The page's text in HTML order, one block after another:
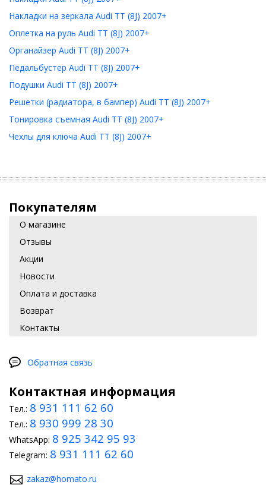
Накладки на зеркала Audi TT (8J) 2007+
Оплетка на руль Audi TT (8J) 2007+
Органайзер Audi TT (8J) 2007+
Педальбустер Audi TT (8J) 2007+
Подушки Audi TT (8J) 2007+
Решетки (радиатора, в бампер) Audi TT (8J) 2007+
Тонировка съемная Audi TT (8J) 2007+
Чехлы для ключа Audi TT (8J) 2007+
Покупателям
О магазине
Отзывы
Акции
Новости
Оплата и доставка
Возврат
Контакты
Обратная связь
Контактная информация
Тел.: 8 931 111 62 60
Тел.: 8 930 999 28 30
WhatsApp: 8 925 342 95 93
Telegram: 8 931 111 62 60
zakaz@homato.ru